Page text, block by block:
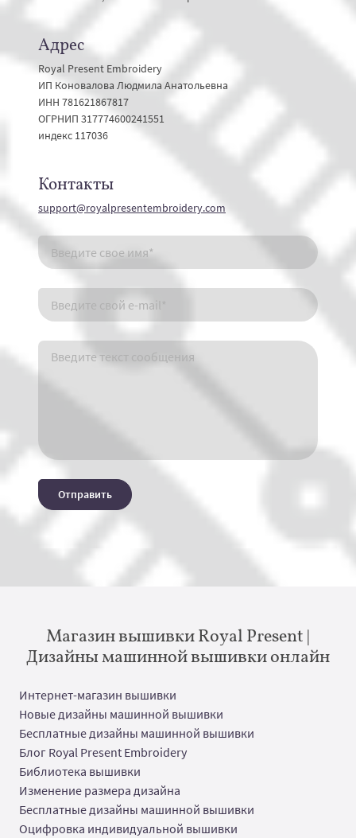
Адрес
Royal Present Embroidery
ИП Коновалова Людмила Анатольевна
ИНН 781621867817
ОГРНИП 317774600241551
индекс 117036
Контакты
support@royalpresentembroidery.com
Отправить
Магазин вышивки Royal Present |
Дизайны машинной вышивки онлайн
Интернет-магазин вышивки
Новые дизайны машинной вышивки
Бесплатные дизайны машинной вышивки
Блог Royal Present Embroidery
Библиотека вышивки
Изменение размера дизайна
Бесплатные дизайны машинной вышивки
Оцифровка индивидуальной вышивки